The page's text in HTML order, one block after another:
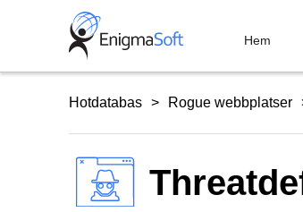
Hem
Hotdatabas Rogue webbplatser